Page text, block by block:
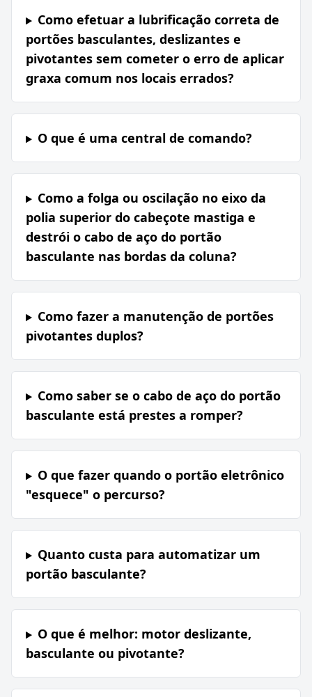
Como efetuar a lubrificação correta de
portões basculantes, deslizantes e
pivotantes sem cometer o erro de aplicar
graxa comum nos locais errados?
O que é uma central de comando?
Como a folga ou oscilação no eixo da
polia superior do cabeçote mastiga e
destrói o cabo de aço do portão
basculante nas bordas da coluna?
Como fazer a manutenção de portões
pivotantes duplos?
Como saber se o cabo de aço do portão
basculante está prestes a romper?
O que fazer quando o portão eletrônico
"esquece" o percurso?
Quanto custa para automatizar um
portão basculante?
O que é melhor: motor deslizante,
basculante ou pivotante?